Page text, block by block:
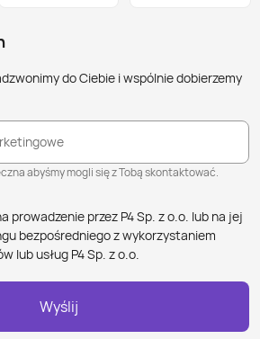
do Ciebie i wspólnie dobierzemy
abyśmy mogli się z Tobą skontaktować.
prowadzenie przez P4 Sp. z o.o. lub na jej
bezpośredniego z wykorzystaniem
lub usług P4 Sp. z o.o.
Wyślij